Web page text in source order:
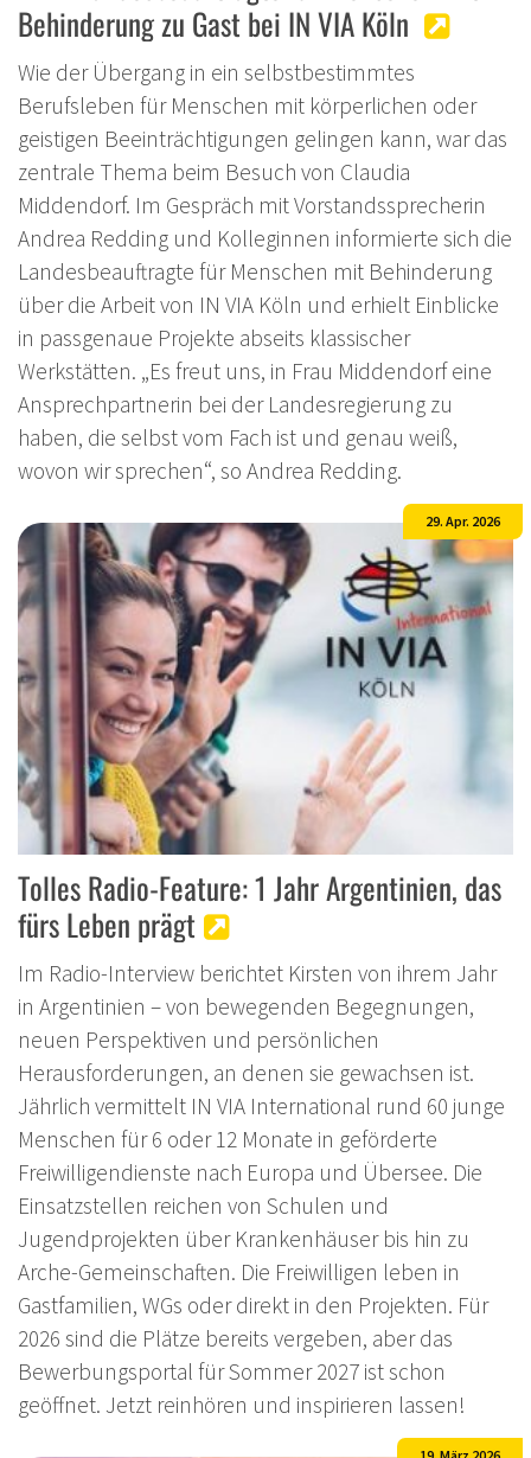
Behinderung zu Gast bei IN VIA Köln
Wie der Übergang in ein selbstbestimmtes
Berufsleben für Menschen mit körperlichen oder
geistigen Beeinträchtigungen gelingen kann, war das
zentrale Thema beim Besuch von Claudia
Middendorf. Im Gespräch mit Vorstandssprecherin
Andrea Redding und Kolleginnen informierte sich die
Landesbeauftragte für Menschen mit Behinderung
über die Arbeit von IN VIA Köln und erhielt Einblicke
in passgenaue Projekte abseits klassischer
Werkstätten. „Es freut uns, in Frau Middendorf eine
Ansprechpartnerin bei der Landesregierung zu
haben, die selbst vom Fach ist und genau weiß,
wovon wir sprechen“, so Andrea Redding.
Tolles Radio-Feature: 1 Jahr Argentinien, das
fürs Leben prägt
29. Apr. 2026
Im Radio-Interview berichtet Kirsten von ihrem Jahr
in Argentinien – von bewegenden Begegnungen,
neuen Perspektiven und persönlichen
Herausforderungen, an denen sie gewachsen ist.
Jährlich vermittelt IN VIA International rund 60 junge
Menschen für 6 oder 12 Monate in geförderte
Freiwilligendienste nach Europa und Übersee. Die
Einsatzstellen reichen von Schulen und
Jugendprojekten über Krankenhäuser bis hin zu
Arche-Gemeinschaften. Die Freiwilligen leben in
Gastfamilien, WGs oder direkt in den Projekten. Für
2026 sind die Plätze bereits vergeben, aber das
Bewerbungsportal für Sommer 2027 ist schon
geöffnet. Jetzt reinhören und inspirieren lassen!